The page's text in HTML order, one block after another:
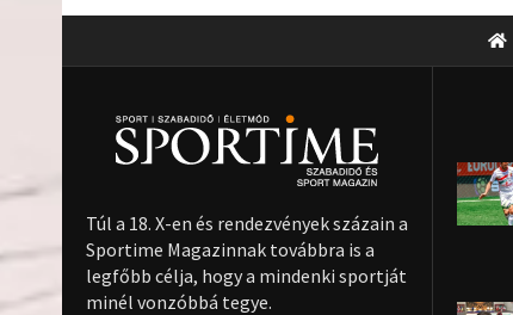
Túl a 18. X-en és rendezvények százain a
Sportime Magazinnak továbbra is a
legfőbb célja, hogy a mindenki sportját
minél vonzóbbá tegye.